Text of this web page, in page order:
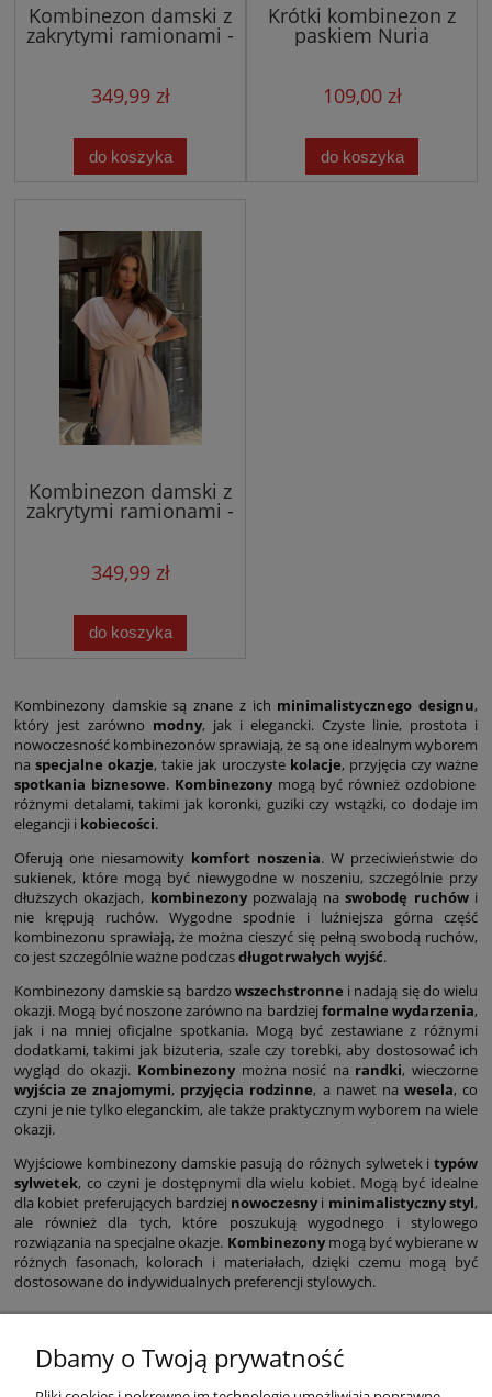
Kombinezon damski z
zakrytymi ramionami -
granatowy
349,99 zł
do koszyka
Krótki kombinezon z
paskiem Nuria
109,00 zł
do koszyka
Kombinezon damski z
zakrytymi ramionami -
349,99 zł
do koszyka
Kombinezony damskie są znane z ich minimalistycznego designu,
który jest zarówno modny, jak i elegancki. Czyste linie, prostota i
nowoczesność kombinezonów sprawiają, że są one idealnym wyborem
naspecjalne okazje, takie jak uroczyste kolacje, przyjęcia czy ważne
spotkania biznesowe. Kombinezonymogą być również ozdobione
różnymi detalami, takimi jak koronki, guziki czy wstążki, co dodaje im
elegancji i kobiecości.
Oferują one niesamowity komfort noszenia. W przeciwieństwie do
sukienek, które mogą być niewygodne w noszeniu, szczególnie przy
dłuższych okazjach, kombinezonypozwalają naswobodę ruchówi
nie krępują ruchów. Wygodne spodnie i luźniejsza górna część
kombinezonu sprawiają, że można cieszyć się pełną swobodą ruchów,
co jest szczególnie ważne podczasdługotrwałych wyjść.
Kombinezony damskie są bardzo wszechstronne i nadają się do wielu
okazji. Mogą być noszone zarówno na bardziej formalne wydarzenia,
jak i na mniej oficjalne spotkania. Mogą być zestawiane z różnymi
dodatkami, takimi jak biżuteria, szale czy torebki, aby dostosować ich
wygląd do okazji. Kombinezonymożna nosić na randki, wieczorne
wyjścia ze znajomymi, przyjęcia rodzinne, a nawet na wesela, co
czyni je nie tylko eleganckim, ale także praktycznym wyborem na wiele
okazji.
Wyjściowe kombinezony damskie pasują do różnych sylwetek i typów
sylwetek, co czyni je dostępnymi dla wielu kobiet. Mogą być idealne
dla kobiet preferujących bardziej nowoczesnyi minimalistyczny styl,
ale również dla tych, które poszukują wygodnego i stylowego
rozwiązania na specjalne okazje. Kombinezonymogą być wybierane w
różnych fasonach, kolorach i materiałach, dzięki czemu mogą być
dostosowane do indywidualnych preferencji stylowych.
Dbamy o Twoją prywatność